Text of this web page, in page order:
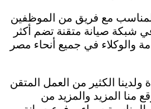
مع فريق من الموظفين
شبكة صيانة متقنة تضم أكثر
والوكلاء في جميع أنحاء مصر
ولدينا الكثير من العمل المتقن
منا المزيد والمزيد من